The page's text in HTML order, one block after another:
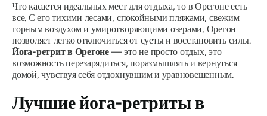
Что касается идеальных мест для отдыха, то в Орегоне есть
все. С его тихими лесами, спокойными пляжами, свежим
горным воздухом и умиротворяющими озерами, Орегон
позволяет легко отключиться от суеты и восстановить силы.
Йога-ретрит в Орегоне — это не просто отдых, это
возможность перезарядиться, поразмышлять и вернуться
домой, чувствуя себя отдохнувшим и уравновешенным.
Лучшие йога-ретриты в